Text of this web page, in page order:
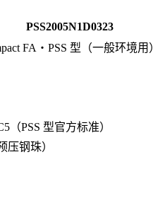
PSS2005N1D0323
FA・PSS 型（一般环境用）
（PSS 型官方标准）
压钢珠）